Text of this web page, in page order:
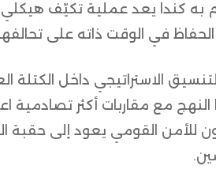
به كندا يعد عملية تكيّف
الحفاظ في الوقت ذاته على
الاستراتيجي داخل
مع مقاربات أكثر تصادمية
للأمن القومي يعود إلى حقبة